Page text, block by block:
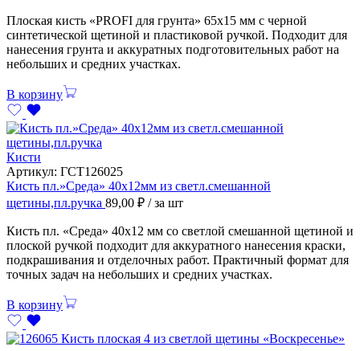
Плоская кисть «PROFI для грунта» 65х15 мм с черной
синтетической щетиной и пластиковой ручкой. Подходит для
нанесения грунта и аккуратных подготовительных работ на
небольших и средних участках.
В корзину
Кисти
Артикул: ГСТ126025
Кисть пл.»Среда» 40х12мм из светл.смешанной
щетины,пл.ручка 89,00 ₽ / за шт
Кисть пл. «Среда» 40х12 мм со светлой смешанной щетиной и
плоской ручкой подходит для аккуратного нанесения краски,
подкрашивания и отделочных работ. Практичный формат для
точных задач на небольших и средних участках.
В корзину